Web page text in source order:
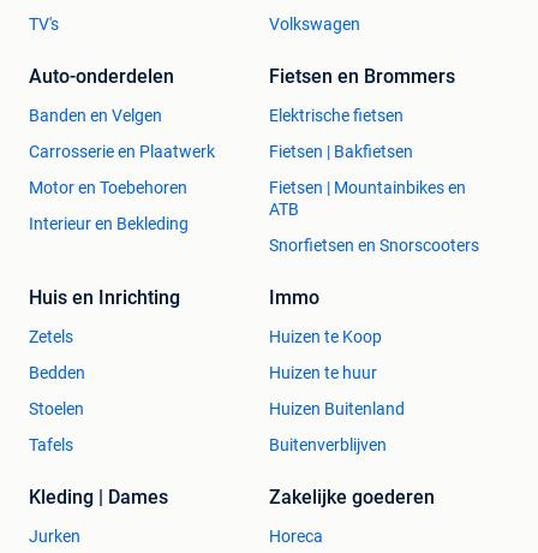
TV's
Volkswagen
Auto-onderdelen
Banden en Velgen
Carrosserie en Plaatwerk
Motor en Toebehoren
Interieur en Bekleding
Fietsen en Brommers
Elektrische fietsen
Fietsen | Bakfietsen
Fietsen | Mountainbikes en
ATB
Snorfietsen en Snorscooters
Huis en Inrichting
Zetels
Bedden
Stoelen
Tafels
Immo
Huizen te Koop
Huizen te huur
Huizen Buitenland
Buitenverblijven
Kleding | Dames
Jurken
Zakelijke goederen
Horeca